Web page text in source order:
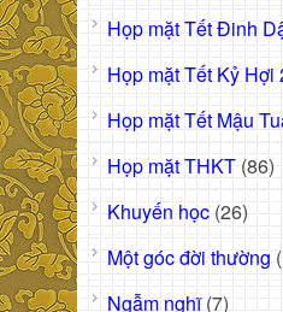
Họp mặt Tết Đinh
Họp mặt Tết Kỷ Hợi
Họp mặt Tết Mậu
Họp mặt THKT (86)
Khuyến học (26)
Một góc đời thường
Ngẫm nghĩ(7)